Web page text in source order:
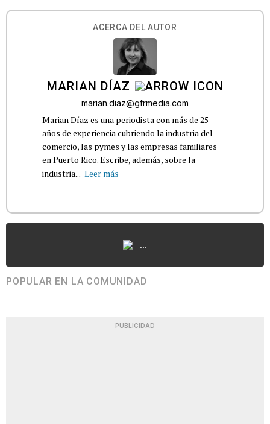
ACERCA DEL AUTOR
MARIAN DÍAZ
marian.diaz@gfrmedia.com
Marian Díaz es una periodista con más de 25
años de experiencia cubriendo la industria del
comercio, las pymes y las empresas familiares
en Puerto Rico. Escribe, además, sobre la
industria... Leer más
...
POPULAR EN LA COMUNIDAD
PUBLICIDAD